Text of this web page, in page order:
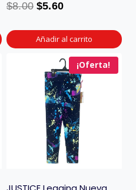
$8.00 $5.60
Añadir al carrito
¡Oferta!